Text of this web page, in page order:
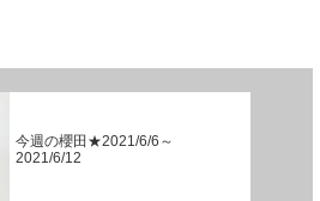
今週の櫻田★2021/6/6～
2021/6/12